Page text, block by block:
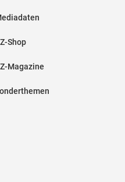
Shop
Magazine